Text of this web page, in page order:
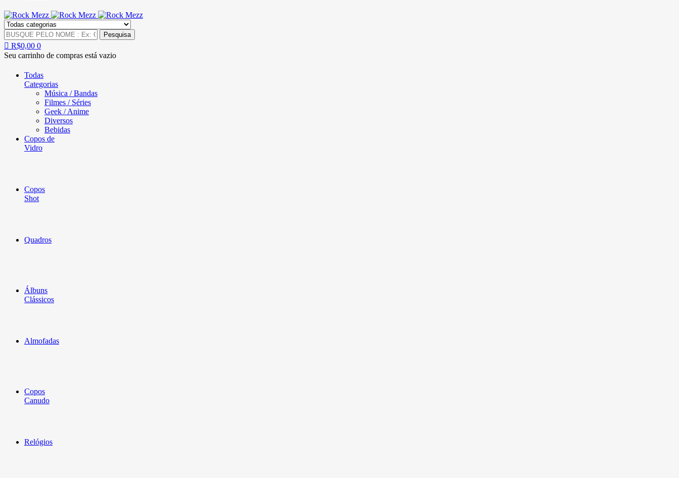
R$0,00 0
Seu carrinho de compras está vazio
Todas
Categorias
Música / Bandas
Filmes / Séries
Geek / Anime
Diversos
Bebidas
Copos de
Vidro
Copos
Shot
Quadros
Álbuns
Clássicos
Almofadas
Copos
Canudo
Relógios